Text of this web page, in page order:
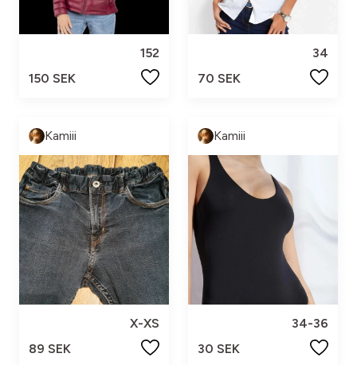
152
150 SEK
34
70 SEK
Kamiii
X-XS
89 SEK
Kamiii
34-36
30 SEK